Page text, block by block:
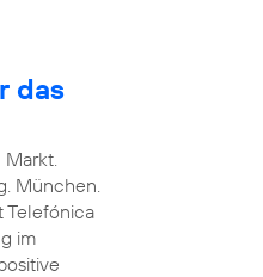
das
Markt.
München.
Telefónica
im